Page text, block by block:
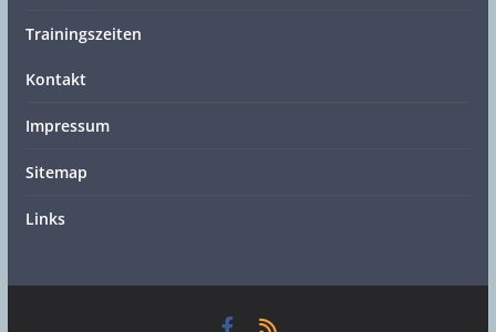
Trainingszeiten
Kontakt
Impressum
Sitemap
Links